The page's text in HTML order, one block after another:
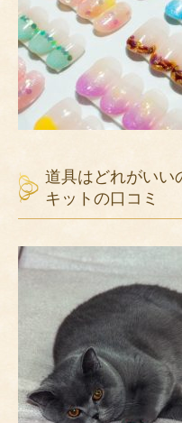
道具はどれがいい
キットの口コミ